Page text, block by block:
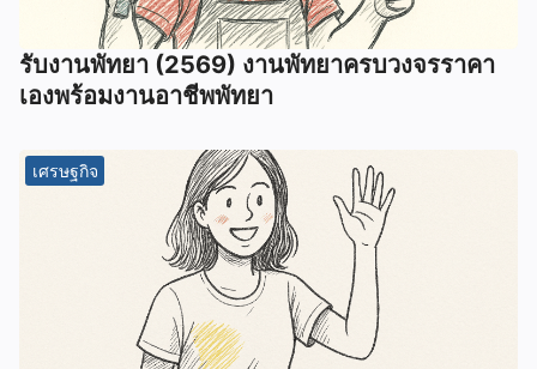
รับงานพัทยา (2569) ️งานพัทยาครบวงจรราคา
เองพร้อมงานอาชีพพัทยา
เศรษฐกิจ